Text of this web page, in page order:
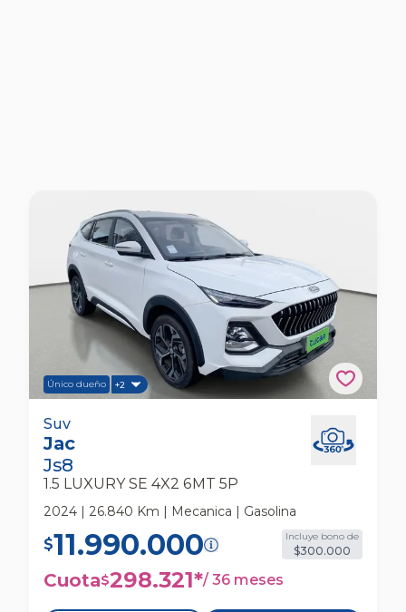
Único dueño +2
Jac Js8 1.5 Luxury Se 4x2 6mt 5p Suv
Suv
Jac
Js8
1.5 LUXURY SE 4X2 6MT 5P
2024 | 26.840 Km | Mecanica | Gasolina
$11.990.000 Incluye bono de
$300.000
Cuota$298.321*/ 36 meses